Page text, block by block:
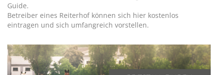
Guide.
Betreiber eines Reiterhof können sich hier kostenlos
eintragen und sich umfangreich vorstellen.